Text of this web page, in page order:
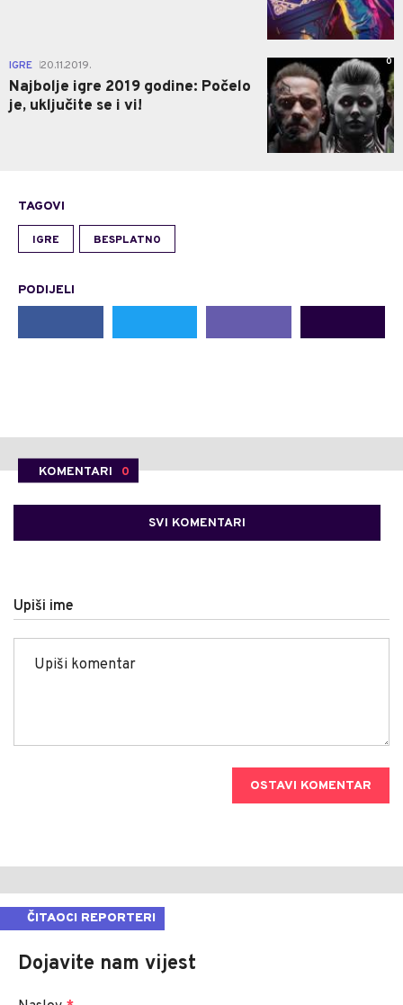
IGRE 20.11.2019.
Najbolje igre 2019 godine: Počelo
je, uključite se i vi!
0
TAGOVI
IGRE BESPLATNO
PODIJELI
KOMENTARI 0
SVI KOMENTARI
Upiši ime
OSTAVI KOMENTAR
ČITAOCI REPORTERI
Dojavite nam vijest